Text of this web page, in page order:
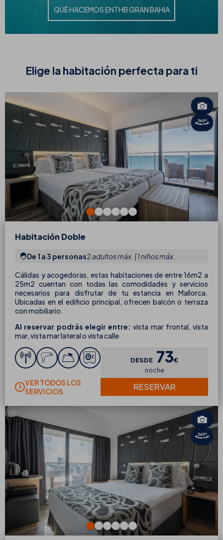
QUÉ HACEMOS ENTHB GRAN BAHIA
Elige la habitación perfecta para ti
Habitación Doble
De 1 a 3 personas2 adultos máx. | 1 niños máx.
Cálidas y acogedoras, estas habitaciones de entre 16m2 a
25m2 cuentan con todas las comodidades y servicios
necesarios para disfrutar de tu estancia en Mallorca.
Ubicadas en el edificio principal, ofrecen balcón o terraza
con mobiliario.
Al reservar podrás elegir entre: vista mar frontal, vista
mar, vista mar lateral o vista calle
VER TODOS LOS
SERVICIOS
DESDE 73€
noche
RESERVAR